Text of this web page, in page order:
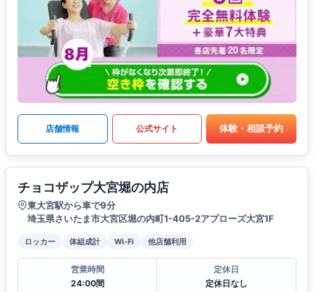
店舗情報 公式サイト 体験・相談予約
チョコザップ大宮堀の内店
東大宮駅から車で9分
埼玉県さいたま市大宮区堀の内町1-405-2アプローズ大宮1F
ロッカー 体組成計 Wi-Fi 他店舗利用
営業時間
24:00間
定休日
定休日なし